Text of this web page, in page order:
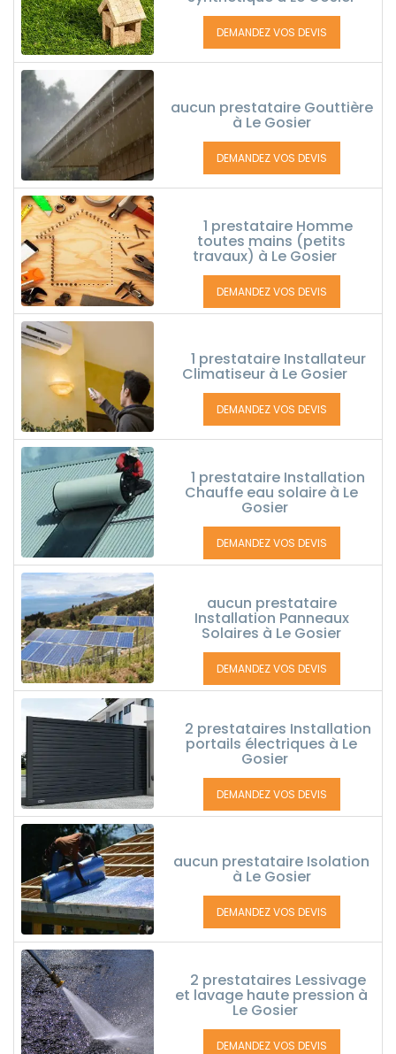
DEMANDEZ VOS DEVIS
aucun prestataire Gouttière
à Le Gosier
DEMANDEZ VOS DEVIS
1 prestataire Homme
toutes mains (petits
travaux) à Le Gosier
DEMANDEZ VOS DEVIS
1 prestataire Installateur
Climatiseur à Le Gosier
DEMANDEZ VOS DEVIS
1 prestataire Installation
Chauffe eau solaire à Le
Gosier
DEMANDEZ VOS DEVIS
aucun prestataire
Installation Panneaux
Solaires à Le Gosier
DEMANDEZ VOS DEVIS
2 prestataires Installation
portails électriques à Le
Gosier
DEMANDEZ VOS DEVIS
aucun prestataire Isolation
à Le Gosier
DEMANDEZ VOS DEVIS
2 prestataires Lessivage
et lavage haute pression à
Le Gosier
DEMANDEZ VOS DEVIS